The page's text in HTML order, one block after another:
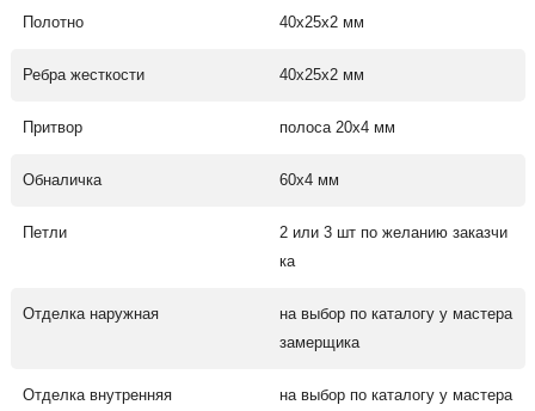
Полотно 40х25х2 мм
Ребра жесткости 40х25х2 мм
Притвор полоса 20х4 мм
Обналичка 60х4 мм
Петли
2 или 3 шт по желанию заказчи
ка
Отделка наружная
на выбор по каталогу у мастера
замерщика
Отделка внутренняя
на выбор по каталогу у мастера